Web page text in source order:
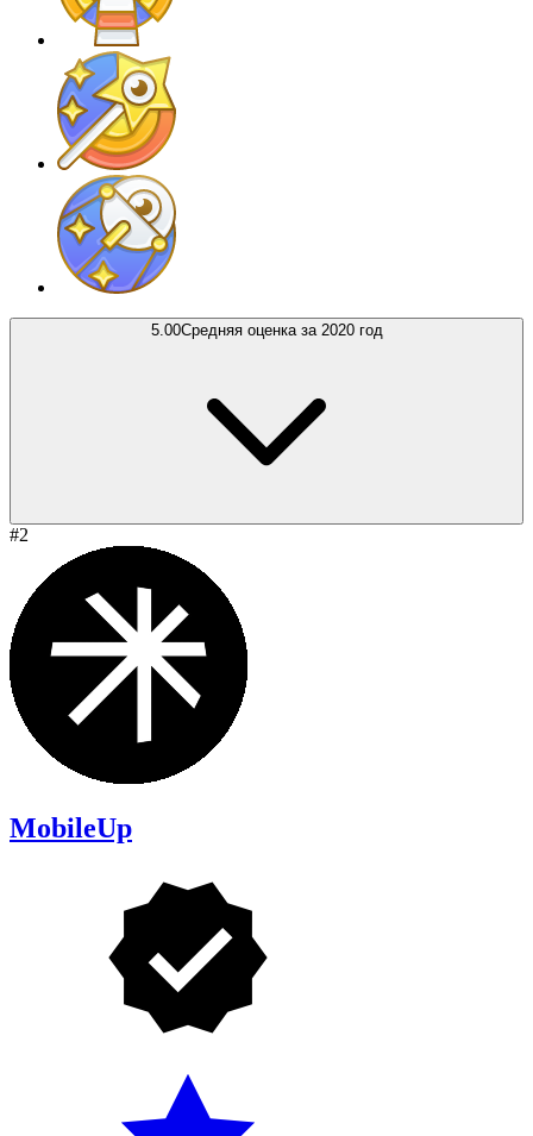
5.00Средняя оценка за 2020 год
#2
MobileUp